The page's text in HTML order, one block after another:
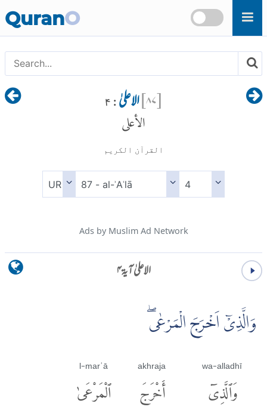
Skip to main content
QuranO
[۸۷]الاعلیٰ : ۴
الأعلى
القرآن الكريم
Ads by Muslim Ad Network
الاعلیٰ آية ۴
وَالَّذِىْۤ اَخْرَجَ الْمَرْعٰى ۖ
wa-alladhī
وَٱلَّذِىٓ
akhraja
أَخْرَجَ
l-marʿā
ٱلْمَرْعَىٰ